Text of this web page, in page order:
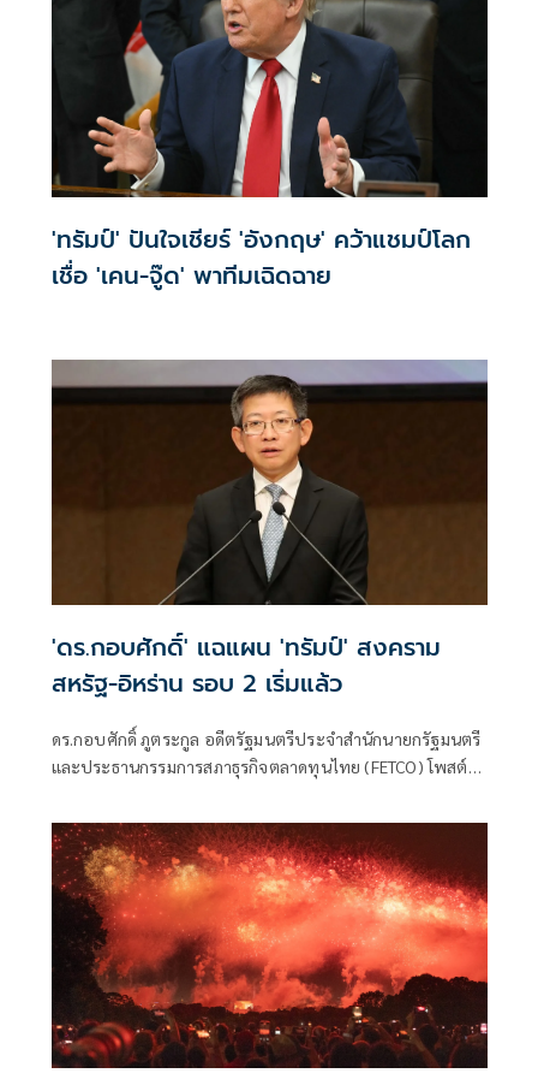
'ทรัมป์' ปันใจเชียร์ 'อังกฤษ' คว้าแชมป์โลก
เชื่อ 'เคน-จู๊ด' พาทีมเฉิดฉาย
'ดร.กอบศักดิ์' แฉแผน 'ทรัมป์' สงคราม
สหรัฐ-อิหร่าน รอบ 2 เริ่มแล้ว
ดร.กอบศักดิ์ ภูตระกูล อดีตรัฐมนตรีประจำสำนักนายกรัฐมนตรี
และประธานกรรมการสภาธุรกิจตลาดทุนไทย (FETCO) โพสต์